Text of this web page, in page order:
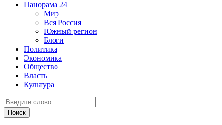
Панорама 24
Мир
Вся Россия
Южный регион
Блоги
Политика
Экономика
Общество
Власть
Культура